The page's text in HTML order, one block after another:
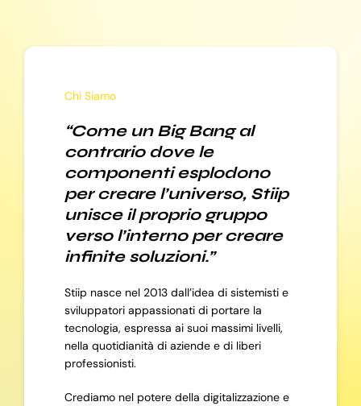
Chi Siamo
“Come un Big Bang al
contrario dove le
componenti esplodono
per creare l’universo, Stiip
unisce il proprio gruppo
verso l’interno per creare
infinite soluzioni.”
Stiip nasce nel 2013 dall’idea di sistemisti e
sviluppatori appassionati di portare la
tecnologia, espressa ai suoi massimi livelli,
nella quotidianità di aziende e di liberi
professionisti.
Crediamo nel potere della digitalizzazione e